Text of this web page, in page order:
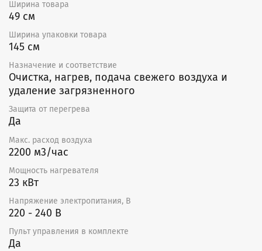
Ширина товара
49 см
Ширина упаковки товара
145 см
Назначение и соответствие
Очистка, нагрев, подача свежего воздуха и
удаление загрязненного
Защита от перегрева
Да
Макс. расход воздуха
2200 м3/час
Мощность нагревателя
23 кВт
Напряжение электропитания, В
220 - 240 В
Пульт управления в комплекте
Да